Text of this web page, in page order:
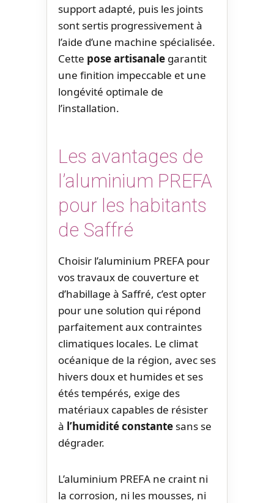
support adapté, puis les joints
sont sertis progressivement à
l’aide d’une machine spécialisée.
Cette pose artisanale garantit
une finition impeccable et une
longévité optimale de
l’installation.
Les avantages de
l’aluminium PREFA
pour les habitants
de Saffré
Choisir l’aluminium PREFA pour
vos travaux de couverture et
d’habillage à Saffré, c’est opter
pour une solution qui répond
parfaitement aux contraintes
climatiques locales. Le climat
océanique de la région, avec ses
hivers doux et humides et ses
étés tempérés, exige des
matériaux capables de résister
à l’humidité constante sans se
dégrader.
L’aluminium PREFA ne craint ni
la corrosion, ni les mousses, ni